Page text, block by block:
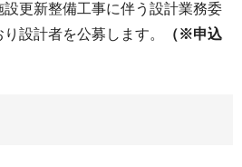
更新整備工事に伴う設計業務委
設計者を公募します。
（※申込